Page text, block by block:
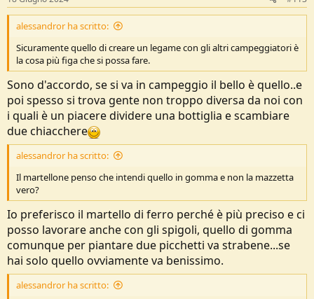
:
alessandror ha scritto:
Sicuramente quello di creare un legame con gli altri campeggiatori è
la cosa più figa che si possa fare.
Sono d'accordo, se si va in campeggio il bello è quello..e
poi spesso si trova gente non troppo diversa da noi con
i quali è un piacere dividere una bottiglia e scambiare
due chiacchere
alessandror ha scritto:
Il martellone penso che intendi quello in gomma e non la mazzetta
vero?
Io preferisco il martello di ferro perché è più preciso e ci
posso lavorare anche con gli spigoli, quello di gomma
comunque per piantare due picchetti va strabene...se
hai solo quello ovviamente va benissimo.
alessandror ha scritto: